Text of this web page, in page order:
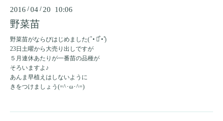
2016 /04 / 20 10:06
野菜苗
野菜苗がならびはじめました(͏ ͒ • ꇵ͒ • ͒)
23日土曜から大売り出しですが
５月連休あたりが一番苗の品種が
そろいますよ♪
あんま早植えはしないように
きをつけましょう(=^･ω･^=)